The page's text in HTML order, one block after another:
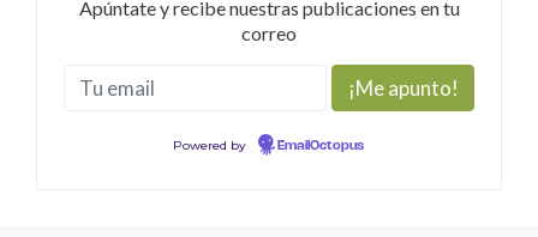
Apúntate y recibe nuestras publicaciones en tu
correo
Powered by EmailOctopus